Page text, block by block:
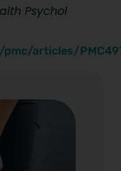
Psychol
pmc/articles/